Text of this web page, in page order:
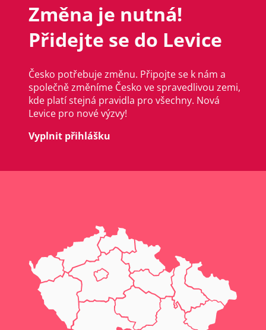
Změna je nutná!
Přidejte se do Levice
Česko potřebuje změnu. Připojte se k nám a
společně změníme Česko ve spravedlivou zemi,
kde platí stejná pravidla pro všechny. Nová
Levice pro nové výzvy!
Vyplnit přihlášku